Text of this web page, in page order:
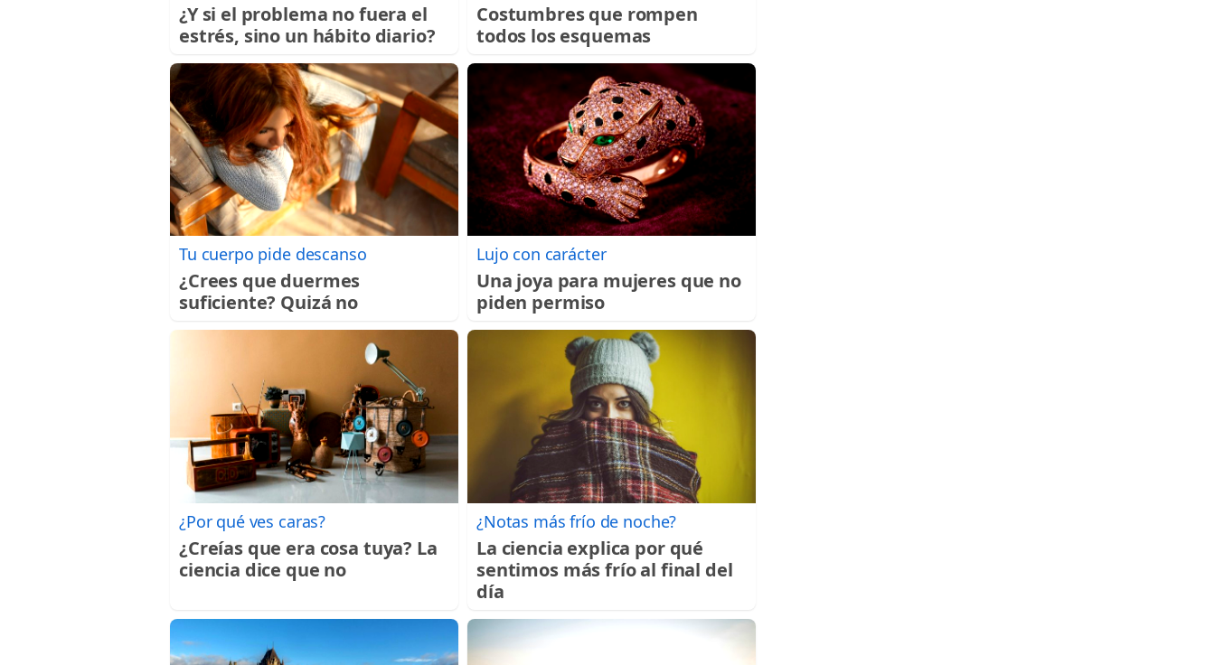
¿Y si el problema no fuera el
estrés, sino un hábito diario?
Costumbres que rompen
todos los esquemas
Tu cuerpo pide descanso
¿Crees que duermes
suficiente? Quizá no
Lujo con carácter
Una joya para mujeres que no
piden permiso
¿Por qué ves caras?
¿Creías que era cosa tuya? La
ciencia dice que no
¿Notas más frío de noche?
La ciencia explica por qué
sentimos más frío al final del
día